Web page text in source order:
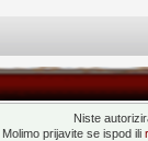
Niste
Molimo prijavite se ispod ili